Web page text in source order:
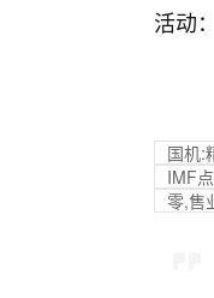
活动
国机:
IMF
零,售